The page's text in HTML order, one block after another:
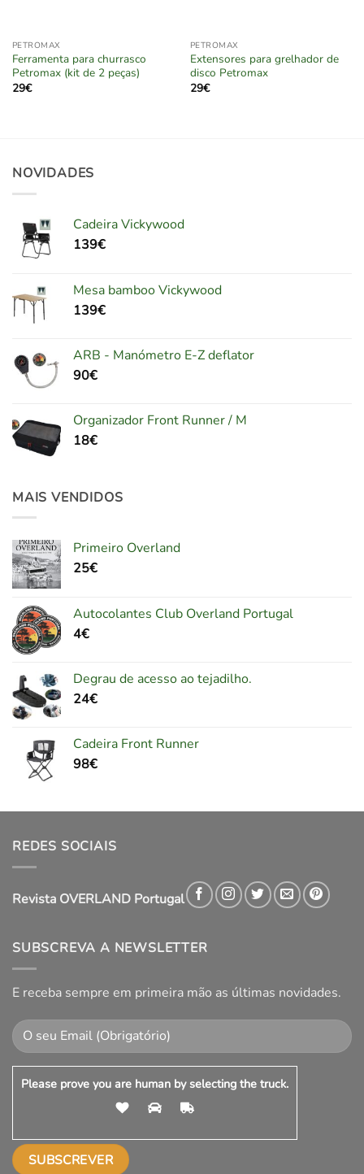
PETROMAX
Ferramenta para churrasco
Petromax (kit de 2 peças)
29€
PETROMAX
Extensores para grelhador de
disco Petromax
29€
NOVIDADES
Cadeira Vickywood
139€
Mesa bamboo Vickywood
139€
ARB - Manómetro E-Z deflator
90€
Organizador Front Runner / M
18€
MAIS VENDIDOS
Primeiro Overland
25€
Autocolantes Club Overland Portugal
4€
Degrau de acesso ao tejadilho.
24€
Cadeira Front Runner
98€
REDES SOCIAIS
Revista OVERLAND Portugal
SUBSCREVA A NEWSLETTER
E receba sempre em primeira mão as últimas novidades.
Please prove you are human by selecting the truck.